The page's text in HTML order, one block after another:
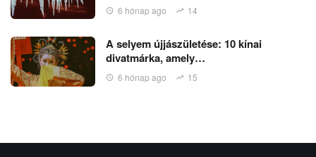
6 hónap ago 14
A selyem újjászületése: 10 kínai
divatmárka, amely…
6 hónap ago 15